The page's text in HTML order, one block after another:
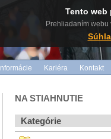
Informácie Kariéra Kontakt
NA STIAHNUTIE
Kategórie
Tento web
Prehliadaním